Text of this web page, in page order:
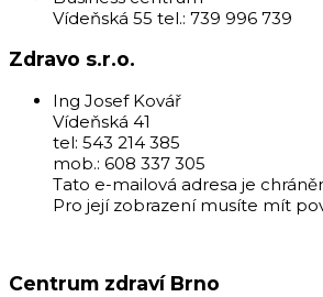
Vídeňská 55 tel.: 739 996 739
Zdravo s.r.o.
Ing Josef Kovář
Vídeňská 41
tel: 543 214 385
mob.: 608 337 305
Tato e-mailová adresa je
Pro její zobrazení musíte mít
Centrum zdraví Brno